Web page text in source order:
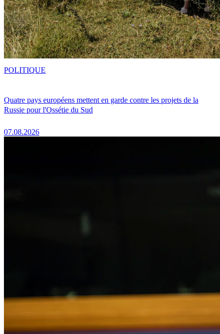
Quatre pays européens mettent en garde contre les projets de la
Russie pour l'Ossétie du Sud
07.08.2026
POLITIQUE